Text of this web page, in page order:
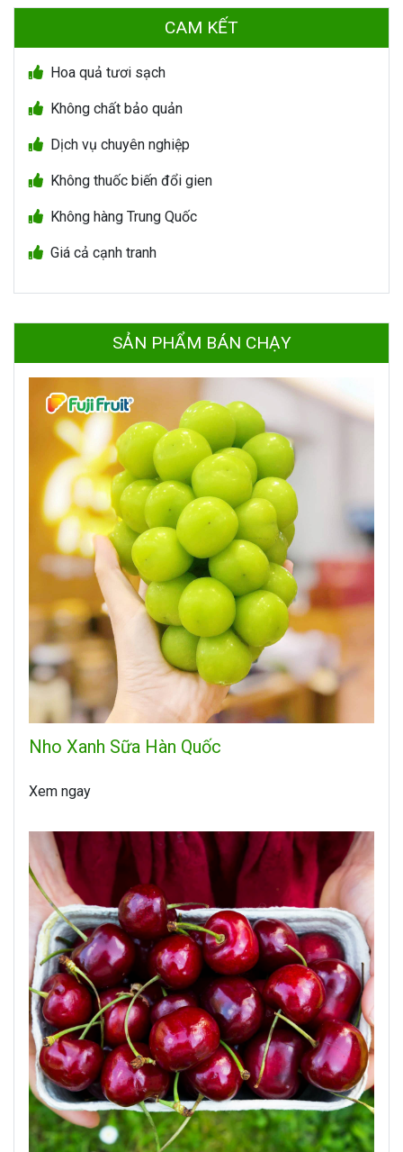
CAM KẾT
Hoa quả tươi sạch
Không chất bảo quản
Dịch vụ chuyên nghiệp
Không thuốc biến đổi gien
Không hàng Trung Quốc
Giá cả cạnh tranh
SẢN PHẨM BÁN CHẠY
Nho Xanh Sữa Hàn Quốc
Xem ngay